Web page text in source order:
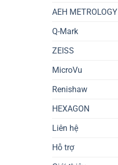
AEH METROLOGY
Q-Mark
ZEISS
MicroVu
Renishaw
HEXAGON
Liên hệ
Hỗ trợ